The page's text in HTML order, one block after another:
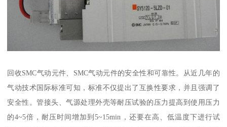
回收SMC气动元件、SMC气动元件的安全性和可靠性。从近几年的
气动技术国际标准可知，标准不仅提出了互换性要求，并且强调了
安全性。管接头、气源处理外壳等耐压试验的压力提高到使用压力
的4~5倍，耐压时间增加到5~15min，还要在高、低温度下进行试